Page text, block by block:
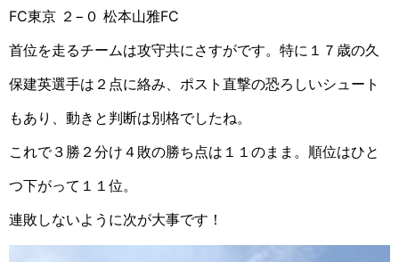
FC東京 ２−０ 松本山雅FC
首位を走るチームは攻守共にさすがです。特に１７歳の久
保建英選手は２点に絡み、ポスト直撃の恐ろしいシュート
もあり、動きと判断は別格でしたね。
これで３勝２分け４敗の勝ち点は１１のまま。順位はひと
つ下がって１１位。
連敗しないように次が大事です！